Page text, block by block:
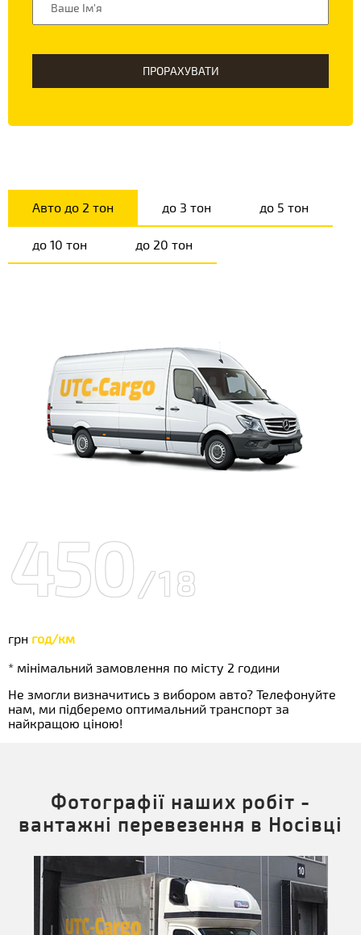
ПРОРАХУВАТИ
Авто до 2 тон до 3 тон до 5 тон
до 10 тон до 20 тон
450/18
грн год/км
* мінімальний замовлення по місту 2 години
Не змогли визначитись з вибором авто? Телефонуйте
нам, ми підберемо оптимальний транспорт за
найкращою ціною!
Фотографії наших робіт -
вантажні перевезення в Носівці